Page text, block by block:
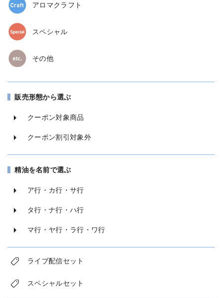
アロマクラフト
スペシャル
その他
販売形態から選ぶ
クーポン対象商品
クーポン割引対象外
精油を名前で選ぶ
ア行・カ行・サ行
タ行・ナ行・ハ行
マ行・ヤ行・ラ行・ワ行
ライブ配信セット
スペシャルセット